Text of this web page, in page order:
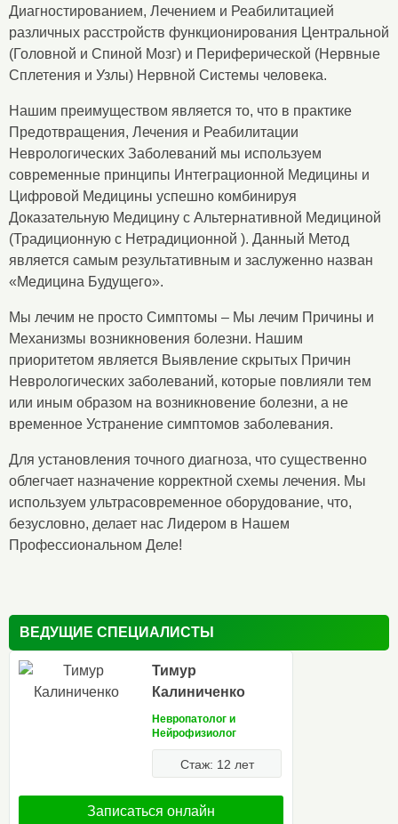
Диагностированием, Лечением и Реабилитацией
различных расстройств функционирования Центральной
(Головной и Спиной Мозг) и Периферической (Нервные
Сплетения и Узлы) Нервной Системы человека.
Нашим преимуществом является то, что в практике
Предотвращения, Лечения и Реабилитации
Неврологических Заболеваний мы используем
современные принципы Интеграционной Медицины и
Цифровой Медицины успешно комбинируя
Доказательную Медицину с Альтернативной Медициной
(Традиционную с Нетрадиционной ). Данный Метод
является самым результативным и заслуженно назван
«Медицина Будущего».
Мы лечим не просто Симптомы – Мы лечим Причины и
Механизмы возникновения болезни. Нашим
приоритетом является Выявление скрытых Причин
Неврологических заболеваний, которые повлияли тем
или иным образом на возникновение болезни, а не
временное Устранение симптомов заболевания.
Для установления точного диагноза, что существенно
облегчает назначение корректной схемы лечения. Мы
используем ультрасовременное оборудование, что,
безусловно, делает нас Лидером в Нашем
Профессиональном Деле!
ВЕДУЩИЕ СПЕЦИАЛИСТЫ
Тимур
Калиниченко
Невропатолог и
Нейрофизиолог
Стаж: 12 лет
Записаться онлайн